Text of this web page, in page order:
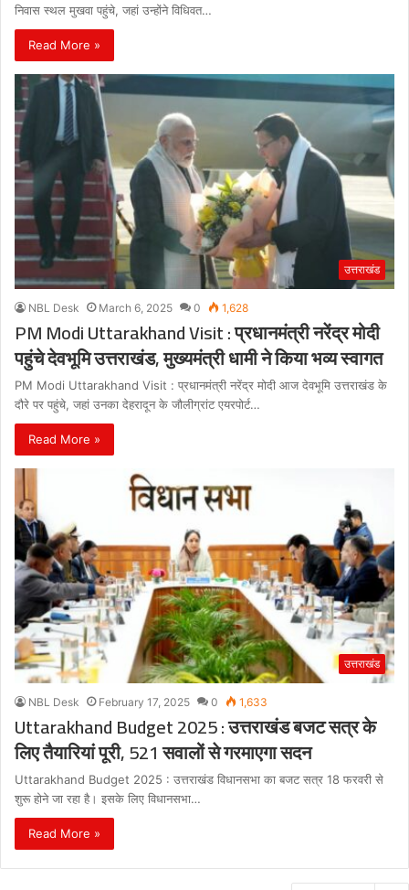
निवास स्थल मुखवा पहुंचे, जहां उन्होंने विधिवत…
Read More »
उत्तराखंड
NBL Desk March 6, 2025 0 1,628
PM Modi Uttarakhand Visit : प्रधानमंत्री नरेंद्र मोदी
पहुंचे देवभूमि उत्तराखंड, मुख्यमंत्री धामी ने किया भव्य स्वागत
PM Modi Uttarakhand Visit : प्रधानमंत्री नरेंद्र मोदी आज देवभूमि उत्तराखंड के
दौरे पर पहुंचे, जहां उनका देहरादून के जौलीग्रांट एयरपोर्ट…
Read More »
उत्तराखंड
NBL Desk February 17, 2025 0 1,633
Uttarakhand Budget 2025 : उत्तराखंड बजट सत्र के
लिए तैयारियां पूरी, 521 सवालों से गरमाएगा सदन
Uttarakhand Budget 2025 : उत्तराखंड विधानसभा का बजट सत्र 18 फरवरी से
शुरू होने जा रहा है। इसके लिए विधानसभा…
Read More »